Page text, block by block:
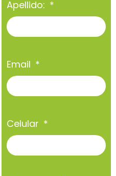
Apellido:
Email
Celular